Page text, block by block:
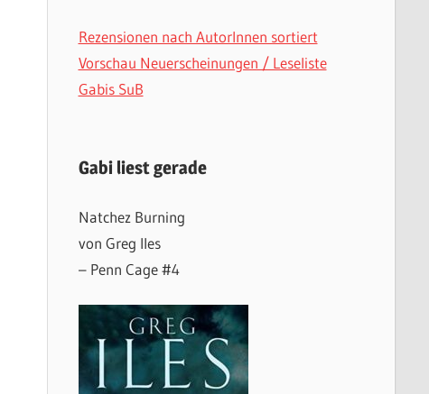
Rezensionen nach AutorInnen sortiert
Vorschau Neuerscheinungen / Leseliste
Gabis SuB
Gabi liest gerade
Natchez Burning
von Greg Iles
– Penn Cage #4